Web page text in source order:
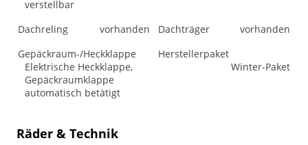
verstellbar
Dachreling vorhanden Dachträger
vorhanden
Gepäckraum-/Heckklappe
Elektrische Heckklappe,
Gepäckraumklappe
automatisch betätigt
Herstellerpaket
Winter-Paket
Räder & Technik